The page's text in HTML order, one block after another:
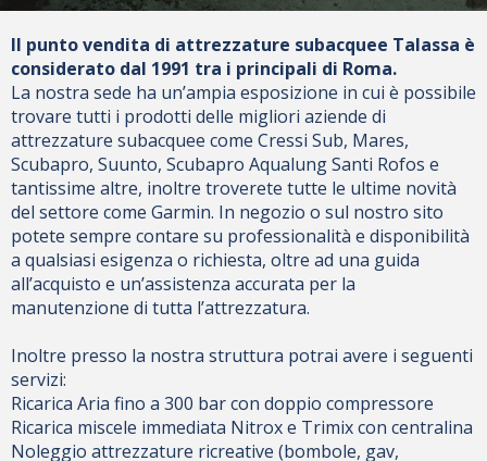
Il punto vendita di attrezzature subacquee Talassa è
considerato dal 1991 tra i principali di Roma.
La nostra sede ha un’ampia esposizione in cui è possibile
trovare tutti i prodotti delle migliori aziende di
attrezzature subacquee come Cressi Sub, Mares,
Scubapro, Suunto, Scubapro Aqualung Santi Rofos e
tantissime altre, inoltre troverete tutte le ultime novità
del settore come Garmin. In negozio o sul nostro sito
potete sempre contare su professionalità e disponibilità
a qualsiasi esigenza o richiesta, oltre ad una guida
all’acquisto e un’assistenza accurata per la
manutenzione di tutta l’attrezzatura.
Inoltre presso la nostra struttura potrai avere i seguenti
servizi:
Ricarica Aria fino a 300 bar con doppio compressore
Ricarica miscele immediata Nitrox e Trimix con centralina
Noleggio attrezzature ricreative (bombole, gav,